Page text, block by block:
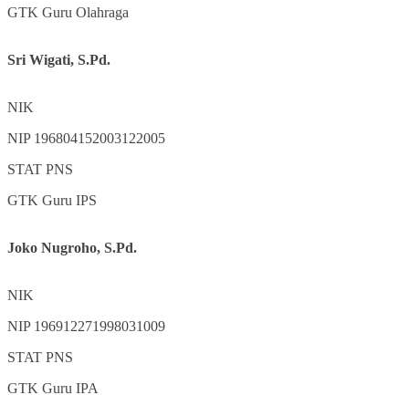
GTK Guru Olahraga
Sri Wigati, S.Pd.
NIK
NIP 196804152003122005
STAT PNS
GTK Guru IPS
Joko Nugroho, S.Pd.
NIK
NIP 196912271998031009
STAT PNS
GTK Guru IPA